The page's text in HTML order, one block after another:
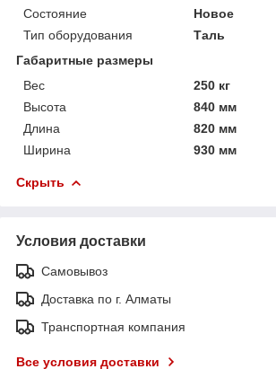
Состояние
Новое
Тип оборудования
Таль
Габаритные размеры
Вес
250 кг
Высота
840 мм
Длина
820 мм
Ширина
930 мм
Скрыть
Условия доставки
Самовывоз
Доставка по г. Алматы
Транспортная компания
Все условия доставки